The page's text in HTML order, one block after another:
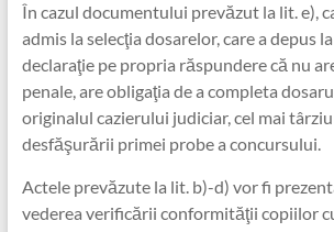
În cazul documentului prevăzut la lit. e),
admis la selecţia dosarelor, care a depus
declaraţie pe propria răspundere că nu
penale, are obligaţia de a completa
originalul cazierului judiciar, cel mai
desfăşurării primei probe a concursului.
Actele prevăzute la lit. b)-d) vor fi
vederea verificării conformităţii copiilor